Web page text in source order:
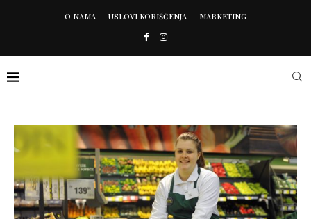
O NAMA USLOVI KORIŠĆENJA MARKETING